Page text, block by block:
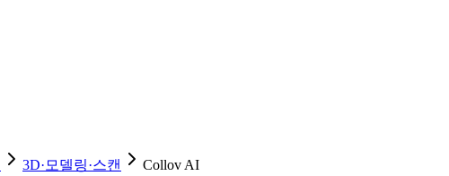
3D·모델링·스캔 Collov AI